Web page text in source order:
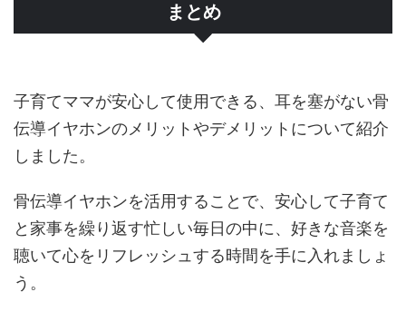
まとめ
子育てママが安心して使用できる、耳を塞がない骨
伝導イヤホンのメリットやデメリットについて紹介
しました。
骨伝導イヤホンを活用することで、安心して子育て
と家事を繰り返す忙しい毎日の中に、好きな音楽を
聴いて心を リフレッシュする時間を手に入れましょ
う。